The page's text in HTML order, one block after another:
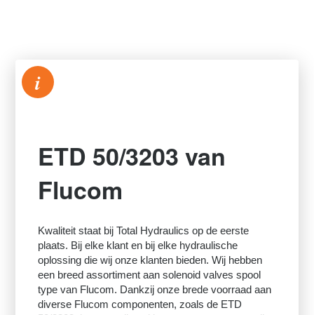
i
ETD 50/3203 van
Flucom
Kwaliteit staat bij Total Hydraulics op de eerste
plaats. Bij elke klant en bij elke hydraulische
oplossing die wij onze klanten bieden. Wij hebben
een breed assortiment aan solenoid valves spool
type van Flucom. Dankzij onze brede voorraad aan
diverse Flucom componenten, zoals de ETD